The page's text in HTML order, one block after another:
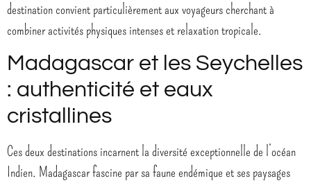
destination convient particulièrement aux voyageurs cherchant à
combiner activités physiques intenses et relaxation tropicale.
Madagascar et les Seychelles
: authenticité et eaux
cristallines
Ces deux destinations incarnent la diversité exceptionnelle de l’océan
Indien. Madagascar fascine par sa faune endémique et ses paysages